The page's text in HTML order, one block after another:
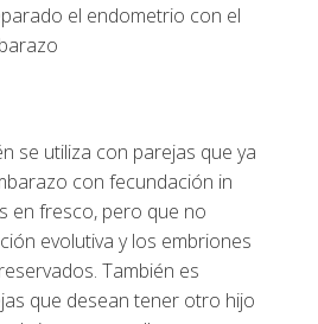
el endometrio con el
se utiliza con parejas que ya
con fecundación in
en fresco, pero que no
evolutiva y los embriones
También es
que desean tener otro hijo